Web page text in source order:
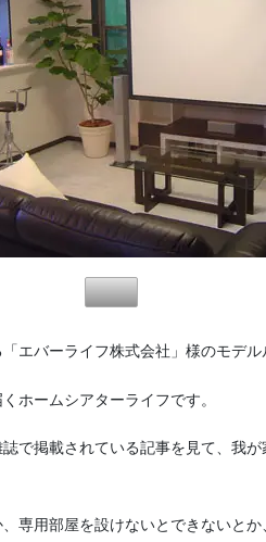
エバーライフ株式会社」様のモデル
ホームシアターライフです。
で掲載されている記事を見て、我
専用部屋を設けないとできないと